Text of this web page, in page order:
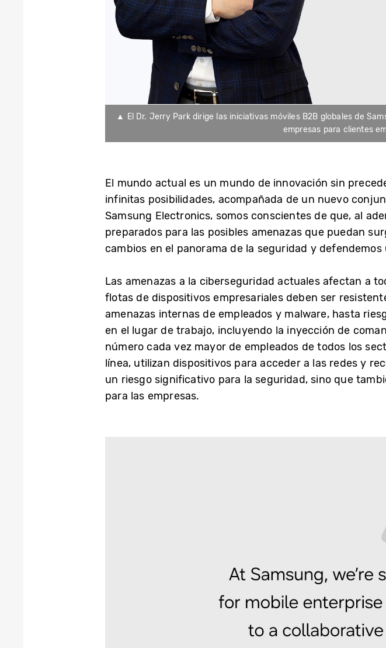
▲ El Dr. Jerry Park dirige las iniciativas móviles B2B globales de
empresas para clientes
El mundo actual es un mundo de innovación sin
infinitas posibilidades, acompañada de un nuevo
Samsung Electronics, somos conscientes de que, al
preparados para las posibles amenazas que puedan
cambios en el panorama de la seguridad y
Las amenazas a la ciberseguridad actuales afectan a
flotas de dispositivos empresariales deben ser
amenazas internas de empleados y malware, hasta
en el lugar de trabajo, incluyendo la inyección de
número cada vez mayor de empleados de todos los
línea, utilizan dispositivos para acceder a las redes y
un riesgo significativo para la seguridad, sino que
para las empresas.